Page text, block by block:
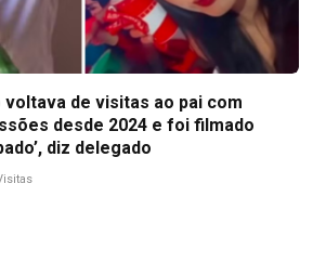
voltava de visitas ao pai com
desde 2024 e foi filmado
diz delegado